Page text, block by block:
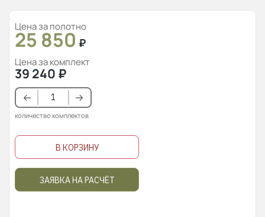
Цена за полотно
25 850 ₽
Цена за комплект
39 240 ₽
количество комплектов
В КОРЗИНУ
ЗАЯВКА НА РАСЧЁТ